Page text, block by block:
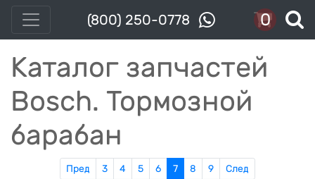
(800) 250-0778 0
Каталог запчастей
Bosch. Тормозной
барабан
Пред 3 4 5 6 7 8 9 След